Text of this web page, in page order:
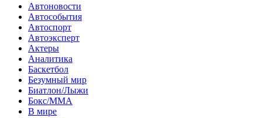
Автоновости
Автособытия
Автоспорт
Автоэксперт
Актеры
Аналитика
Баскетбол
Безумный мир
Биатлон/Лыжи
Бокс/MMA
В мире